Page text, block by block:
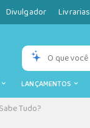
Divulgador Livrarias
LANÇAMENTOS
Tudo?